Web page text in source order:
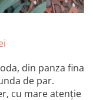
din panza fina
de par.
cu mare atenție